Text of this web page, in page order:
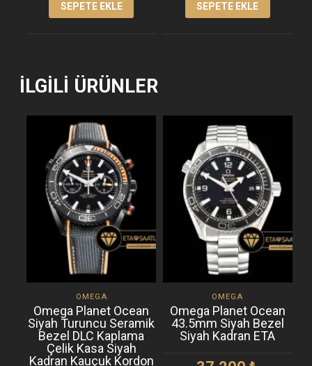
SEPETE EKLE SEPETE EKLE
İLGILI ÜRÜNLER
OMEGA
Omega Planet Ocean
Siyah Turuncu Seramik
Bezel DLC Kaplama
Çelik Kasa Siyah
Kadran Kauçuk Kordon
OMEGA
Omega Planet Ocean
43.5mm Siyah Bezel
Siyah Kadran ETA